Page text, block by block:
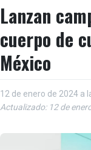
Lanzan
cuerpo de
México
12 de enero de 2024 a
Actualizado: 12 de